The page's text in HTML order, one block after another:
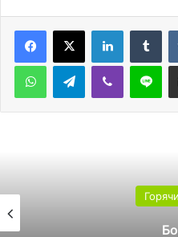
LinkedIn
WhatsAppTelegramViber